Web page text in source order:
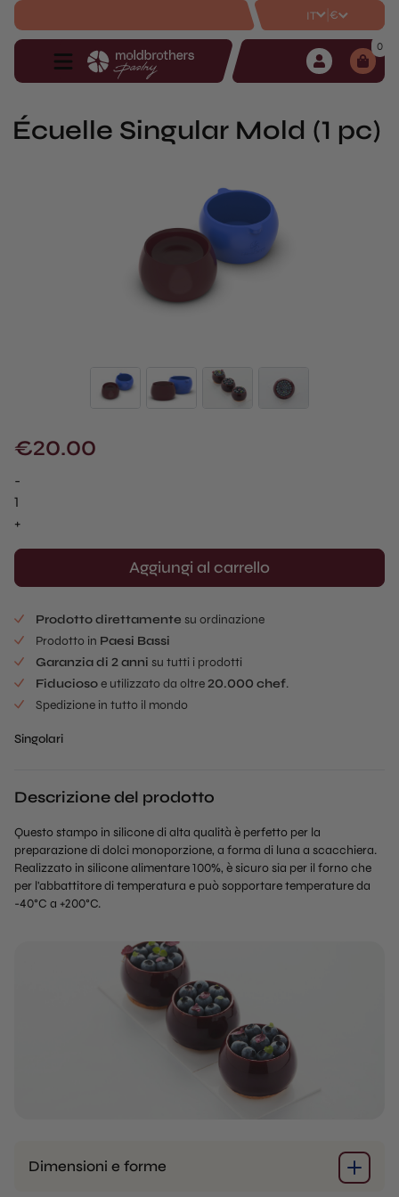
IT €
0
Écuelle Singular Mold (1 pc)
€20.00
-
Ecuelle
Singular
pz)
+
Aggiungi al carrello
Prodotto direttamente su ordinazione
Prodotto in Paesi Bassi
Garanzia di 2 anni su tutti i prodotti
Fiduciosoe utilizzato da oltre20.000 chef.
Spedizione in tutto il mondo
Singolari
Descrizione del prodotto
Questo stampo in silicone di alta qualità è perfetto per la
preparazione di dolci monoporzione, a forma di luna a scacchiera.
Realizzato in silicone alimentare 100%, è sicuro sia per il forno che
per l'abbattitore di temperatura e può sopportare temperature da
-40°C a +200°C.
Dimensioni e forme